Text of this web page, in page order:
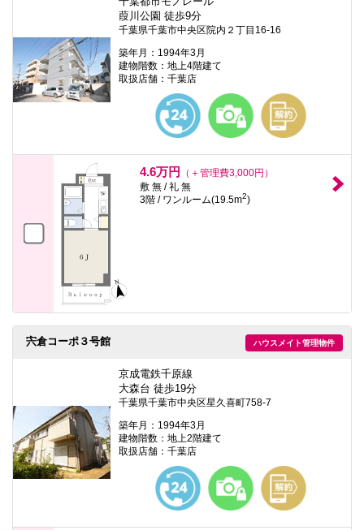
葭川公園 徒歩9分
千葉県千葉市中央区院内２丁目16-16
築年月：1994年3月
建物階数：地上4階建て
取扱店舗：千葉店
4.6万円
（＋管理費3,000円）
敷 無 / 礼 無
3階 / ワンルーム(19.5m2)
ハウスメイト管理物件
宍倉コーポ３号館
京成電鉄千原線
大森台 徒歩19分
千葉県千葉市中央区星久喜町758-7
築年月：1994年3月
建物階数：地上2階建て
取扱店舗：千葉店